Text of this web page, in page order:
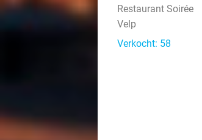
Restaurant Soirée
Velp
Verkocht: 58